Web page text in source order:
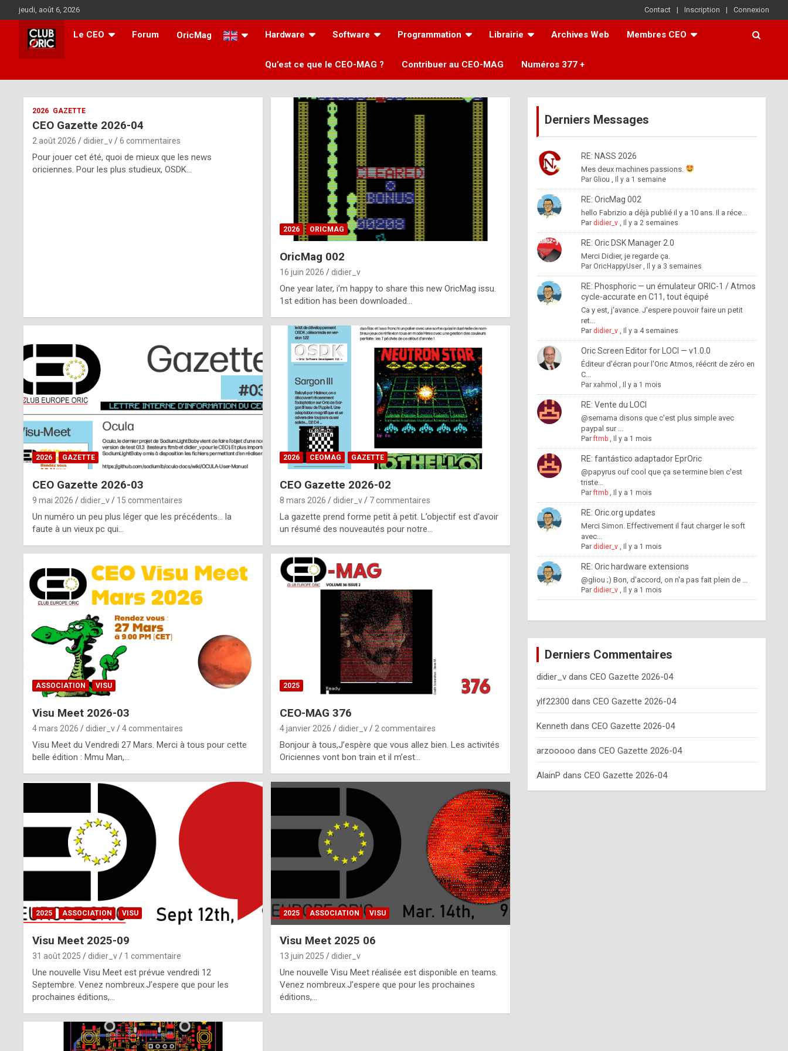
au
contenu
jeudi, août 6, 2026 Contact Inscription Connexion
Le CEO Forum OricMag Hardware Software Programmation Librairie Archives Web Membres CEO
Qu’est ce que le CEO-MAG ? Contribuer au CEO-MAG Numéros 377 +
ff
m
2026 GAZETTE
CEO Gazette 2026-04
2 août 2026 didier_v 6 commentaires
Pour jouer cet été, quoi de mieux que les news
oriciennes. Pour les plus studieux, OSDK…
2026 ORICMAG
OricMag 002
16 juin 2026 didier_v
One year later, i’m happy to share this new OricMag issu.
1st edition has been downloaded…
2026 GAZETTE
CEO Gazette 2026-03
9 mai 2026 didier_v 15 commentaires
Un numéro un peu plus léger que les précédents… la
faute à un vieux pc qui…
2026 CEOMAG GAZETTE
CEO Gazette 2026-02
8 mars 2026 didier_v 7 commentaires
La gazette prend forme petit à petit. L’objectif est d’avoir
un résumé des nouveautés pour notre…
ASSOCIATION VISU
Visu Meet 2026-03
4 mars 2026 didier_v 4 commentaires
Visu Meet du Vendredi 27 Mars. Merci à tous pour cette
belle édition : Mmu Man,…
2025
CEO-MAG 376
4 janvier 2026 didier_v 2 commentaires
Bonjour à tous,J’espère que vous allez bien. Les activités
Oriciennes vont bon train et il m’est…
2025 ASSOCIATION VISU
Visu Meet 2025-09
31 août 2025 didier_v 1 commentaire
Une nouvelle Visu Meet est prévue vendredi 12
Septembre. Venez nombreux.J’espere que pour les
prochaines éditions,…
2025 ASSOCIATION VISU
Visu Meet 2025 06
13 juin 2025 didier_v
Une nouvelle Visu Meet réalisée est disponible en teams.
Venez nombreux.J’espere que pour les prochaines
éditions,…
Derniers Messages
RE: NASS 2026
Mes deux machines passions.
Par Gliou , Il y a 1 semaine
RE: OricMag 002
hello Fabrizio a déjà publié il y a 10 ans. Il a réce...
Par didier_v, Il y a 2 semaines
RE: Oric DSK Manager 2.0
Merci Didier, je regarde ça.
Par OricHappyUser, Il y a 3 semaines
RE: Phosphoric — un émulateur ORIC-1 / Atmos
cycle-accurate en C11, tout équipé
Ca y est, j'avance. J'espere pouvoir faire un petit
ret...
Par didier_v, Il y a 4 semaines
Oric Screen Editor for LOCI — v1.0.0
Éditeur d'écran pour l'Oric Atmos, réécrit de zéro en
C...
Par xahmol , Il y a 1 mois
RE: Vente du LOCI
@semama disons que c'est plus simple avec
paypal sur ...
Parftmb, Il y a 1 mois
RE: fantástico adaptador EprOric
@papyrus ouf cool que ça se termine bien c'est
triste...
Parftmb, Il y a 1 mois
RE: Oric.org updates
Merci Simon. Effectivement il faut charger le soft
avec...
Par didier_v, Il y a 1 mois
RE: Oric hardware extensions
@gliou ;) Bon, d'accord, on n'a pas fait plein de ...
Par didier_v, Il y a 1 mois
Derniers Commentaires
didier_vdans CEO Gazette 2026-04
ylf22300 dans CEO Gazette 2026-04
Kenneth dans CEO Gazette 2026-04
arzooooo dans CEO Gazette 2026-04
AlainP dans CEO Gazette 2026-04